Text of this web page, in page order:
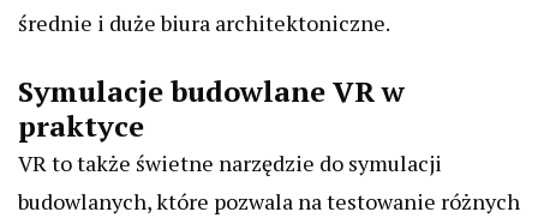
średnie i duże biura architektoniczne.
Symulacje budowlane VR w
praktyce
VR to także świetne narzędzie do symulacji
budowlanych, które pozwala na testowanie różnych